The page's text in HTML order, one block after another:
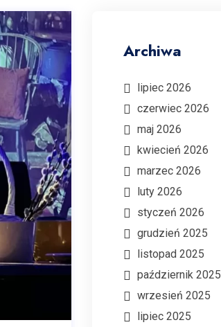
Archiwa
lipiec 2026
czerwiec 2026
maj 2026
kwiecień 2026
marzec 2026
luty 2026
styczeń 2026
grudzień 2025
listopad 2025
październik 2025
wrzesień 2025
lipiec 2025